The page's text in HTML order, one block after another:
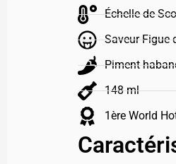
Échelle de
Saveur Figue
Piment
148 ml
1ère World